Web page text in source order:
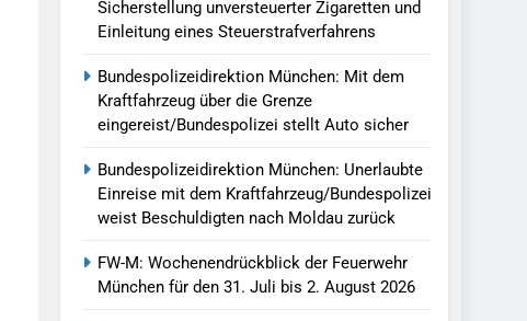
Sicherstellung unversteuerter Zigaretten und
Einleitung eines Steuerstrafverfahrens
Bundespolizeidirektion München: Mit dem
Kraftfahrzeug über die Grenze
eingereist/Bundespolizei stellt Auto sicher
Bundespolizeidirektion München: Unerlaubte
Einreise mit dem Kraftfahrzeug/Bundespolizei
weist Beschuldigten nach Moldau zurück
FW-M: Wochenendrückblick der Feuerwehr
München für den 31. Juli bis 2. August 2026